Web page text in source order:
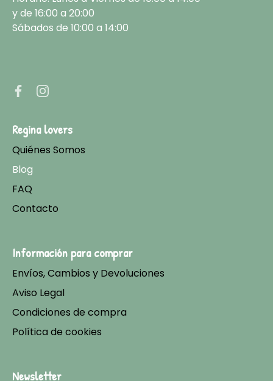
y de 16:00 a 20:00
Sábados de 10:00 a 14:00
Regina lovers
Quiénes Somos
Blog
FAQ
Contacto
Información para comprar
Envíos, Cambios y Devoluciones
Aviso Legal
Condiciones de compra
Política de cookies
Newsletter